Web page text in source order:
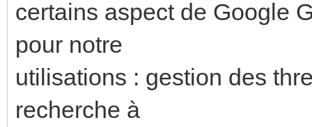
certains aspect de Google
pour notre
utilisations : gestion des
recherche à